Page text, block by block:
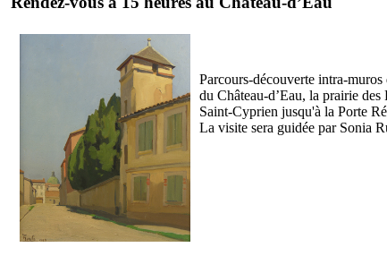
Parcours-découverte intra-
du Château-d’Eau, la prairie
Saint-Cyprien jusqu'à la Porte
La visite sera guidée par Sonia